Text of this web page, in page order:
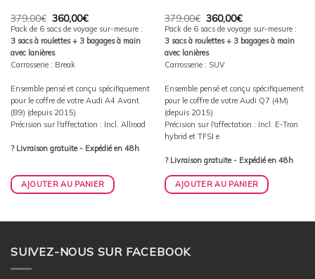
379,00€ Le
prix
initial
était :
379,00€.
360,00€Le
prix
actuel
est :
Pack de 6 sacs de voyage sur-mesure :
3 sacs à roulettes + 3 bagages à main
avec lanières
Carrosserie : Break
Ensemble pensé et conçu spécifiquement
pour le coffre de votre Audi A4 Avant
(B9) (depuis 2015)
Précision sur l'affectation : Incl. Allroad
? Livraison gratuite - Expédié en 48h
AJOUTER AU PANIER
379,00€ Le
prix
initial
était :
379,00€.
360,00€Le
prix
actuel
est :
Pack de 6 sacs de voyage sur-mesure :
3 sacs à roulettes + 3 bagages à main
avec lanières
Carrosserie : SUV
Ensemble pensé et conçu spécifiquement
pour le coffre de votre Audi Q7 (4M)
(depuis 2015)
Précision sur l'affectation : Incl. E-Tron
hybrid et TFSI e
? Livraison gratuite - Expédié en 48h
AJOUTER AU PANIER
SUIVEZ-NOUS SUR FACEBOOK